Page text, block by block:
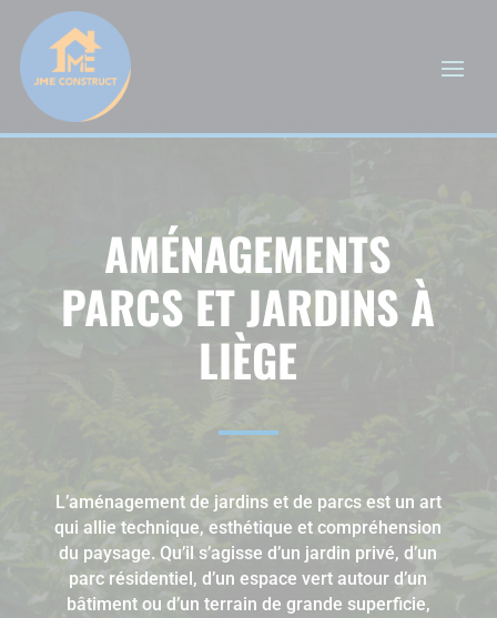
AMÉNAGEMENTS
PARCS ET JARDINS À
LIÈGE
L’aménagement de jardins et de parcs est un art
qui allie technique, esthétique et compréhension
du paysage. Qu’il s’agisse d’un jardin privé, d’un
parc résidentiel, d’un espace vert autour d’un
bâtiment ou d’un terrain de grande superficie,